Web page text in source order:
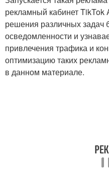
рекламный кабинет
решения различных задач
осведомленности и
привлечения трафика и
оптимизацию таких
в данном материале.